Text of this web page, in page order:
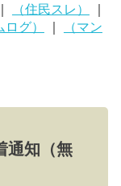
（住民スレ）
ログ）
（マン
通知（無